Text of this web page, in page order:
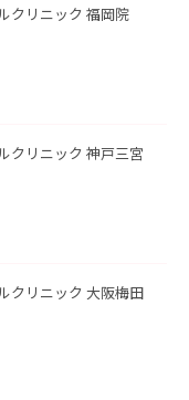
クリニック 福岡院
クリニック 神戸三宮
クリニック 大阪梅田